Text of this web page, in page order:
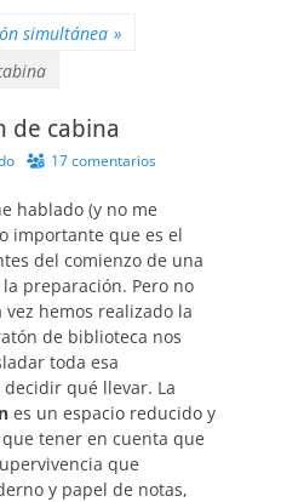
simultánea »
de cabina
17 comentarios
hablado (y no me
importante que es el
del comienzo de una
preparación. Pero no
hemos realizado la
de biblioteca nos
toda esa
qué llevar. La
es un espacio reducido y
tener en cuenta que
que
y papel de notas,